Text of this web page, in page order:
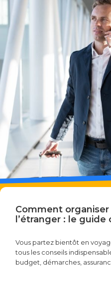
Comment organiser
l’étranger : le
Vous partez bientôt en
tous les conseils
budget, démarches,